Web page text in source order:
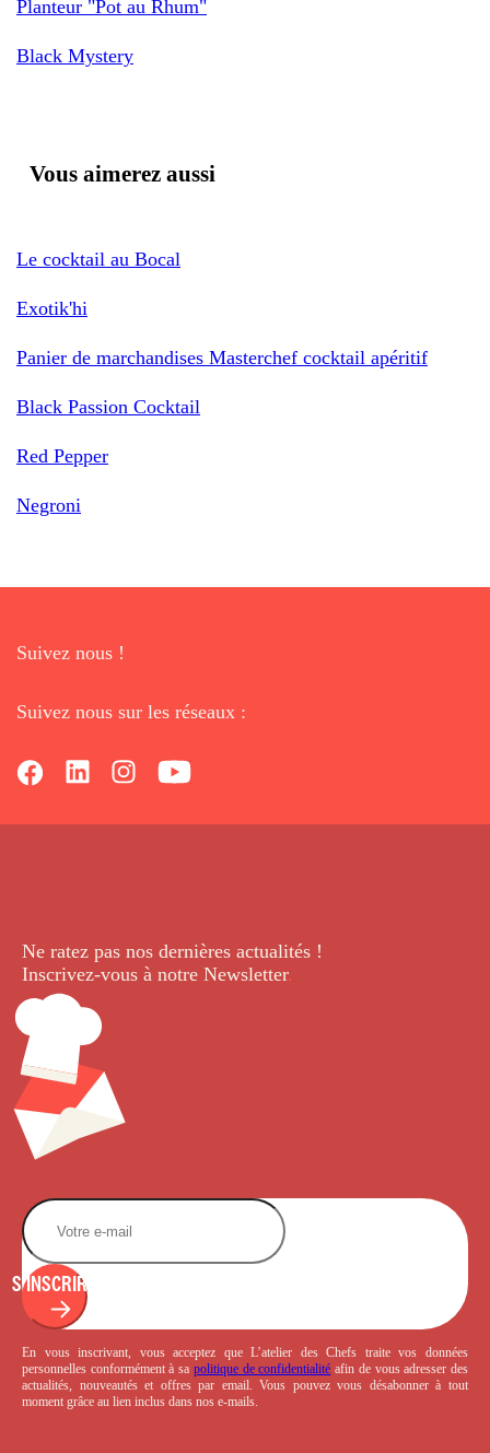
Planteur "Pot au Rhum"
Black Mystery
Vous aimerez aussi
Le cocktail au Bocal
Exotik'hi
Panier de marchandises Masterchef cocktail apéritif
Black Passion Cocktail
Red Pepper
Negroni
Suivez nous !
Suivez nous sur les réseaux :
Ne ratez pas nos dernières actualités !
Inscrivez-vous à notre Newsletter.
S'INSCRIRE
En vous inscrivant, vous acceptez que L’atelier des Chefs traite vos données
personnelles conformément à sa politique de confidentialité afin de vous adresser des
actualités, nouveautés et offres par email. Vous pouvez vous désabonner à tout
moment grâce au lien inclus dans nos e-mails.